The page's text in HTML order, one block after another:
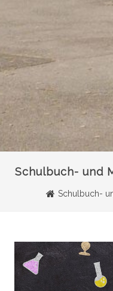
Schulbuch- und
Schulbuch-